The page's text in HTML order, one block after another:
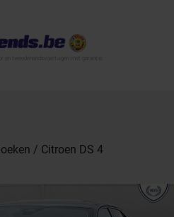
Citroen DS 4